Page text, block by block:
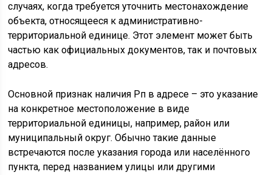
случаях, когда требуется уточнить местонахождение
объекта, относящееся к административно-
территориальной единице. Этот элемент может быть
частью как официальных документов, так и почтовых
адресов.
Основной признак наличия Рп в адресе – это указание
на конкретное местоположение в виде
территориальной единицы, например, район или
муниципальный округ. Обычно такие данные
встречаются после указания города или населённого
пункта, перед названием улицы или другими